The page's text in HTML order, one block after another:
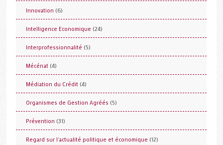
Innovation (6)
Intelligence Economique (24)
Interprofessionnalité (5)
Mécénat (4)
Médiation du Crédit (4)
Organismes de Gestion Agréés (5)
Prévention (31)
Regard sur l'actualité politique et économique (12)